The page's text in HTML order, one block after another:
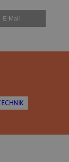
E-Mail